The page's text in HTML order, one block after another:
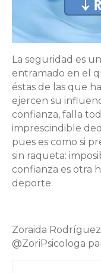
La seguridad es
entramado en el
éstas de las que
ejercen su
confianza, falla
imprescindible
pues es como si
sin raqueta:
confianza es otra
deporte.
Zoraida
@ZoriPsicologa